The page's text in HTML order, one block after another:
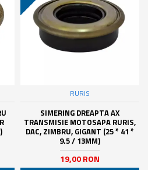
RURIS
SIMERING DREAPTA AX
TRANSMISIE MOTOSAPA RURIS,
DAC, ZIMBRU, GIGANT (25 * 41 *
9.5 / 13MM)
19,00 RON